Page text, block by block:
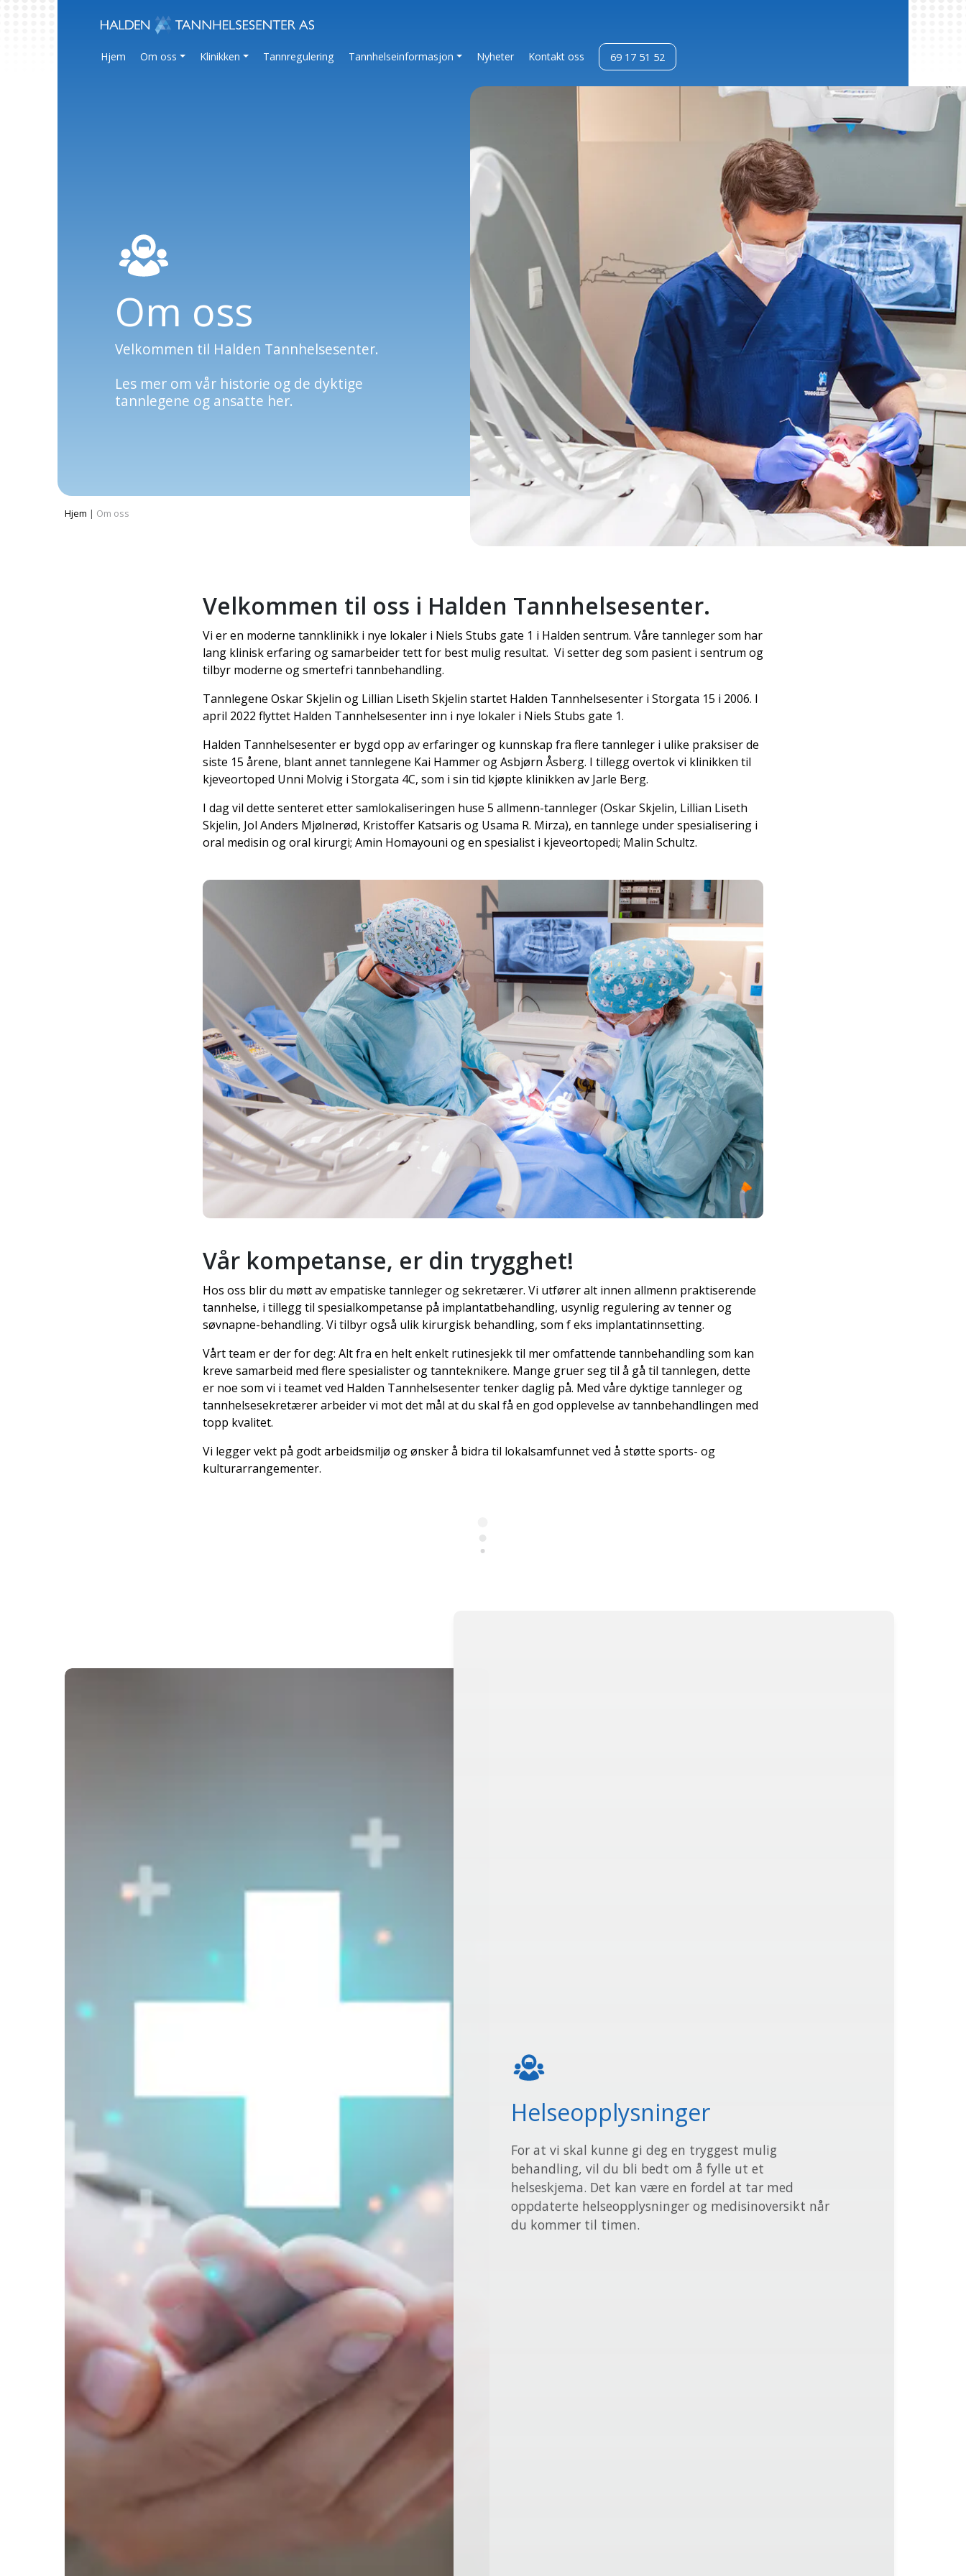
Hjem Om oss Klinikken Tannregulering Tannhelseinformasjon Nyheter Kontakt oss 69 17 51 52
Om oss
Velkommen til Halden Tannhelsesenter.
Les mer om vår historie og de dyktige
tannlegene og ansatte her.
Hjem | Om oss
Velkommen til oss i Halden Tannhelsesenter.
Vi er en moderne tannklinikk i nye lokaler i Niels Stubs gate 1 i Halden sentrum. Våre tannleger som har
lang klinisk erfaring og samarbeider tett for best mulig resultat. Vi setter deg som pasient i sentrum og
tilbyr moderne og smertefri tannbehandling.
Tannlegene Oskar Skjelin og Lillian Liseth Skjelin startet Halden Tannhelsesenter i Storgata 15 i 2006. I
april 2022 flyttet Halden Tannhelsesenter inn i nye lokaler i Niels Stubs gate 1.
Halden Tannhelsesenter er bygd opp av erfaringer og kunnskap fra flere tannleger i ulike praksiser de
siste 15 årene, blant annet tannlegene Kai Hammer og Asbjørn Åsberg. I tillegg overtok vi klinikken til
kjeveortoped Unni Molvig i Storgata 4C, som i sin tid kjøpte klinikken av Jarle Berg.
I dag vil dette senteret etter samlokaliseringen huse 5 allmenn-tannleger (Oskar Skjelin, Lillian Liseth
Skjelin, Jol Anders Mjølnerød, Kristoffer Katsaris og Usama R. Mirza), en tannlege under spesialisering i
oral medisin og oral kirurgi; Amin Homayouni og en spesialist i kjeveortopedi; Malin Schultz.
Vår kompetanse, er din trygghet!
Hos oss blir du møtt av empatiske tannleger og sekretærer. Vi utfører alt innen allmenn praktiserende
tannhelse, i tillegg til spesialkompetanse på implantatbehandling, usynlig regulering av tenner og
søvnapne-behandling. Vi tilbyr også ulik kirurgisk behandling, som f eks implantatinnsetting.
Vårt team er der for deg: Alt fra en helt enkelt rutinesjekk til mer omfattende tannbehandling som kan
kreve samarbeid med flere spesialister og tannteknikere. Mange gruer seg til å gå til tannlegen, dette
er noe som vi i teamet ved Halden Tannhelsesenter tenker daglig på. Med våre dyktige tannleger og
tannhelsesekretærer arbeider vi mot det mål at du skal få en god opplevelse av tannbehandlingen med
topp kvalitet.
Vi legger vekt på godt arbeidsmiljø og ønsker å bidra til lokalsamfunnet ved å støtte sports- og
kulturarrangementer.
Helseopplysninger
For at vi skal kunne gi deg en tryggest mulig
behandling, vil du bli bedt om å fylle ut et
helseskjema. Det kan være en fordel at tar med
oppdaterte helseopplysninger og medisinoversikt når
du kommer til timen.